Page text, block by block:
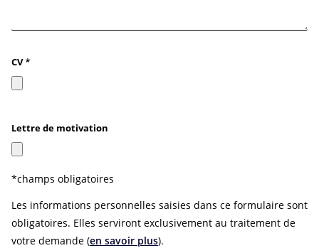
CV
Lettre de motivation
*champs obligatoires
Les informations personnelles saisies dans ce formulaire sont
obligatoires. Elles serviront exclusivement au traitement de
votre demande (en savoir plus).